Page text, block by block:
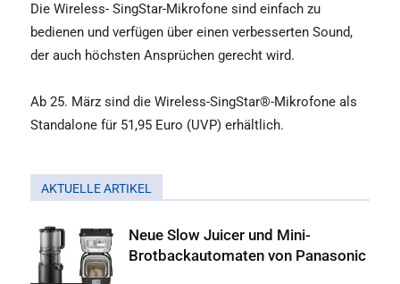
Die Wireless- SingStar-Mikrofone sind einfach zu
bedienen und verfügen über einen verbesserten Sound,
der auch höchsten Ansprüchen gerecht wird.
Ab 25. März sind die Wireless-SingStar®-Mikrofone als
Standalone für 51,95 Euro (UVP) erhältlich.
AKTUELLE ARTIKEL
Neue Slow Juicer und Mini-
Brotbackautomaten von Panasonic